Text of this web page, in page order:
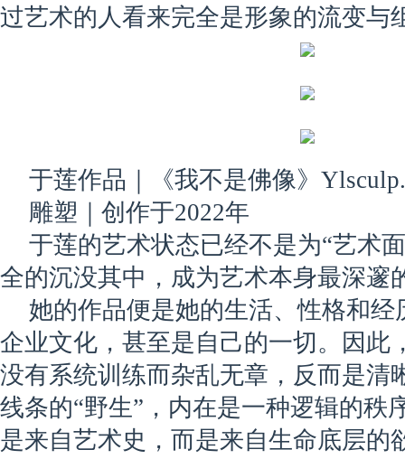
过艺术的人看来完全是形象的流变与
于莲作品｜《我不是佛像》
雕塑｜创作于2022年
于莲的艺术状态已经不是为“艺术
全的沉没其中，成为艺术本身最深邃
她的作品便是她的生活、性格和
企业文化，甚至是自己的一切。因此
没有系统训练而杂乱无章，反而是清
线条的“野生”，内在是一种逻辑的秩
是来自艺术史，而是来自生命底层的